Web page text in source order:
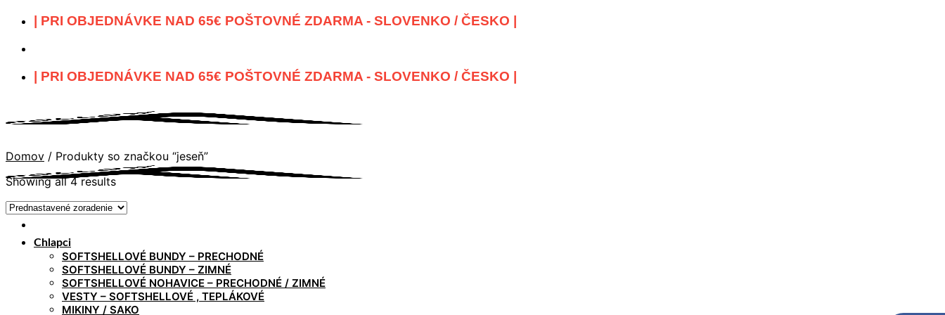
Skip
content
| PRI OBJEDNÁVKE NAD 65€ POŠTOVNÉ ZDARMA - SLOVENKO / ČESKO |
| PRI OBJEDNÁVKE NAD 65€ POŠTOVNÉ ZDARMA - SLOVENKO / ČESKO |
Chlapci
SOFTSHELLOVÉ BUNDY – PRECHODNÉ
SOFTSHELLOVÉ BUNDY – ZIMNÉ
SOFTSHELLOVÉ NOHAVICE – PRECHODNÉ / ZIMNÉ
VESTY – SOFTSHELLOVÉ , TEPLÁKOVÉ
MIKINY / SAKO
Domov / Produkty so značkou “jeseň”
Showing all 4 results